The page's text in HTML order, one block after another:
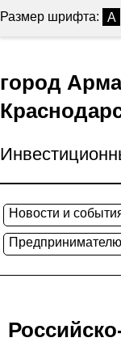
Размер шрифта: A
город
Новости и
Предпринимателю